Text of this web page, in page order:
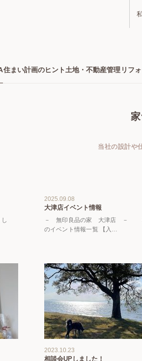
住まい計画のヒント 土地・不動産管理 リフ
当社の設計や
2025.09.08
大津店イベント情報
－ 無印良品の家 大津店 －
のイベント情報一覧 【入…
2023.10.23
相談会UPしました！